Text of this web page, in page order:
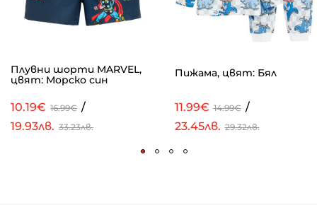
Плувни шорти MARVEL,
цвят: Морско син
10.19€ 16.99€ /
19.93лв. 33.23лв.
Пижама, цвят: Бял
11.99€ 14.99€ /
23.45лв. 29.32лв.